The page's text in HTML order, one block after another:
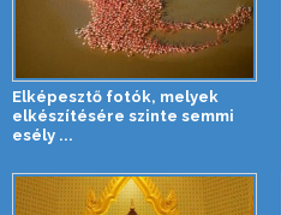
Elképesztő fotók, melyek
elkészítésére szinte semmi
esély ...